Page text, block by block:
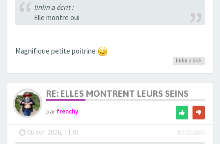
linlin a écrit :
Elle montre oui
Magnifique petite poitrine
linlin a liké
RE: ELLES MONTRENT LEURS SEINS
parfrenchy
- 06 avr. 2026, 11:01
#2935886